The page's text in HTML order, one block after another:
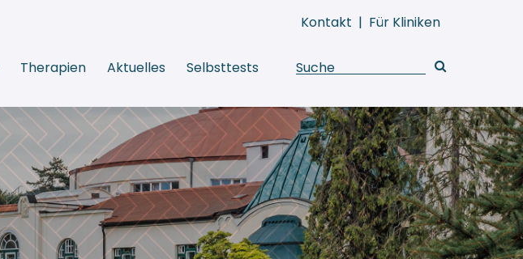
Kontakt | Für Kliniken
Therapien Aktuelles Selbsttests